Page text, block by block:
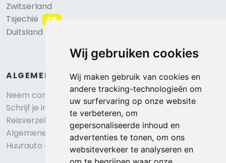
Wij gebruiken cookies
Wij maken gebruik van cookies en
andere tracking-technologieën om
uw surfervaring op onze website
te verbeteren, om
gepersonaliseerde inhoud en
advertenties te tonen, om ons
websiteverkeer te analyseren en
Zwitserland
Tsjechië
TIP
Duitsland
ALGEMEEN
Neem contact op
Schrijf je in voor onze nieuwsbrief
Reisverzekering afsluiten
Algemene voorwaarden
Huurauto reserveren